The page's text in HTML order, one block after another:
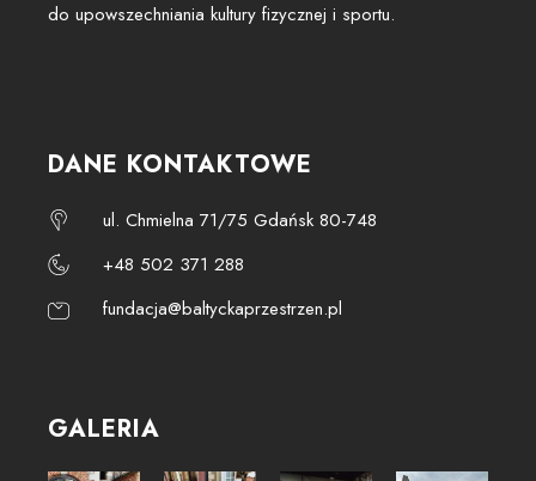
do upowszechniania kultury fizycznej i sportu.
DANE KONTAKTOWE
ul. Chmielna 71/75 Gdańsk 80-748
+48 502 371 288
fundacja@baltyckaprzestrzen.pl
GALERIA